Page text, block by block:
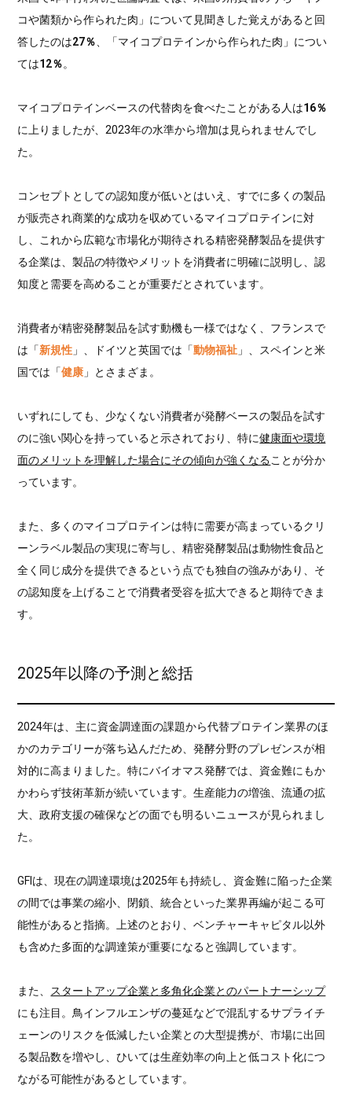
コや菌類から作られた肉」について見聞きした覚えがあると回
答したのは27％ 、「マイコプロテインから作られた肉」につい
ては12％。
マイコプロテインベースの代替肉を食べたことがある人は16％
に上りましたが、2023年の水準から増加は見られませんでし
た。
コンセプトとしての認知度が低いとはいえ、すでに多くの製品
が販売され商業的な成功を収めているマイコプロテインに対
し、これから広範な市場化が期待される精密発酵製品を提供す
る企業は、製品の特徴やメリットを消費者に明確に説明し、認
知度と需要を高めることが重要だとされています。
消費者が精密発酵製品を試す動機も一様ではなく、フランスで
は「新規性 」、ドイツと英国では「動物福祉 」、スペインと米
国では「健康 」とさまざま。
いずれにしても、少なくない消費者が発酵ベースの製品を試す
のに強い関心を持っていると示されており、特に健康面や環境
面のメリットを理解した場合にその傾向が強くなることが分か
っています。
また、多くのマイコプロテインは特に需要が高まっているクリ
ーンラベル製品の実現に寄与し、精密発酵製品は動物性食品と
全く同じ成分を提供できるという点でも独自の強みがあり、そ
の認知度を上げることで消費者受容を拡大できると期待できま
す。
2025年以降の予測と総括
2024年は、主に資金調達面の課題から代替プロテイン業界のほ
かのカテゴリーが落ち込んだため、発酵分野のプレゼンスが相
対的に高まりました。特にバイオマス発酵では、資金難にもか
かわらず技術革新が続いています。生産能力の増強、流通の拡
大、政府支援の確保などの面でも明るいニュースが見られまし
た。
GFIは、現在の調達環境は2025年も持続し、資金難に陥った企業
の間では事業の縮小、閉鎖、統合といった業界再編が起こる可
能性があると指摘。上述のとおり、ベンチャーキャピタル以外
も含めた多面的な調達策が重要になると強調しています。
また、 スタートアップ企業と多角化企業とのパートナーシップ
にも注目。鳥インフルエンザの蔓延などで混乱するサプライチ
ェーンのリスクを低減したい企業との大型提携が、市場に出回
る製品数を増やし、ひいては生産効率の向上と低コスト化につ
ながる可能性があるとしています。